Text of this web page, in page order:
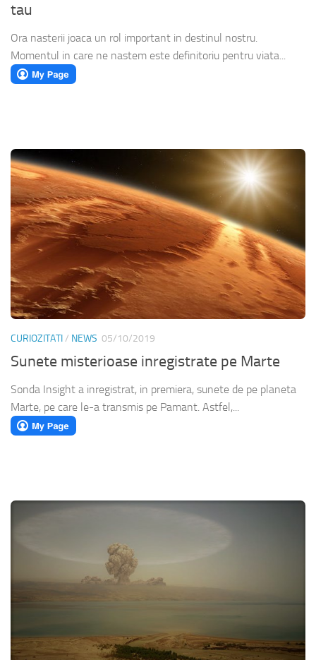
tau
Ora nasterii joaca un rol important in destinul nostru.
Momentul in care ne nastem este definitoriu pentru viata...
CURIOZITATI/ NEWS 05/10/2019
Sunete misterioase inregistrate pe Marte
Sonda Insight a inregistrat, in premiera, sunete de pe planeta
Marte, pe care le-a transmis pe Pamant. Astfel,...